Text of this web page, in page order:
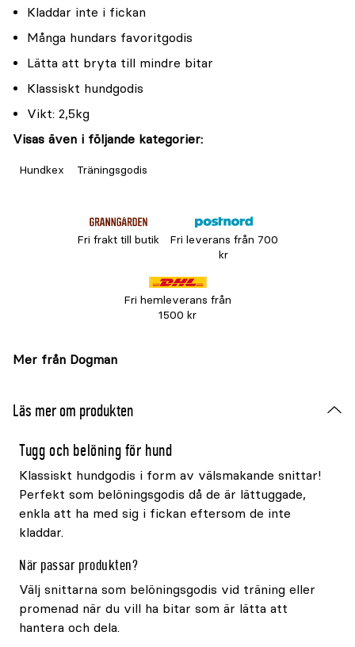
Kladdar inte i fickan
Många hundars favoritgodis
Lätta att bryta till mindre bitar
Klassiskt hundgodis
Vikt: 2,5kg
Visas även i följande kategorier:
Hundkex Träningsgodis
Fri frakt till butik
Fri leverans från 700
kr
Fri hemleverans från
1500 kr
Mer från Dogman
Läs mer om produkten
Tugg och belöning för hund
Klassiskt hundgodis i form av välsmakande snittar!
Perfekt som belöningsgodis då de är lättuggade,
enkla att ha med sig i fickan eftersom de inte
kladdar.
När passar produkten?
Välj snittarna som belöningsgodis vid träning eller
promenad när du vill ha bitar som är lätta att
hantera och dela.